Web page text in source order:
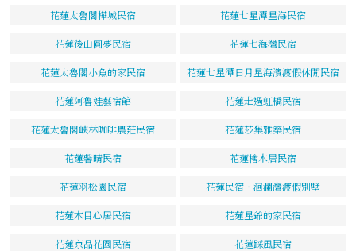
花蓮太魯閣樺城民宿 花蓮七星潭星海民宿
花蓮後山圓夢民宿 花蓮七海灣民宿
花蓮太魯閣小魚的家民宿 花蓮七星潭日月星海濱渡假休閒民宿
花蓮阿魯娃藝宿館 花蓮走過虹橋民宿
花蓮太魯閣峽林咖啡農莊民宿 花蓮莎集雅築民宿
花蓮馨晴民宿 花蓮檜木居民宿
花蓮羽松園民宿 花蓮民宿‧洄瀾灣渡假別墅
花蓮木目心居民宿 花蓮星爺的家民宿
花蓮京品花園民宿 花蓮踩風民宿